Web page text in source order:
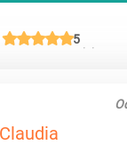
5
Claudia